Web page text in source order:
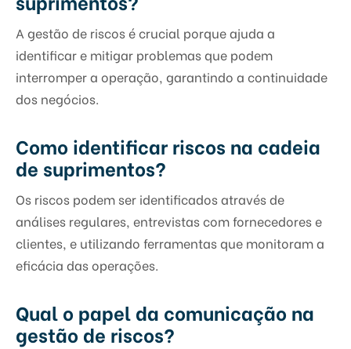
A gestão de riscos é crucial porque ajuda a
identificar e mitigar problemas que podem
interromper a operação, garantindo a continuidade
dos negócios.
Como identificar riscos na cadeia
de suprimentos?
Os riscos podem ser identificados através de
análises regulares, entrevistas com fornecedores e
clientes, e utilizando ferramentas que monitoram a
eficácia das operações.
Qual o papel da comunicação na
gestão de riscos?